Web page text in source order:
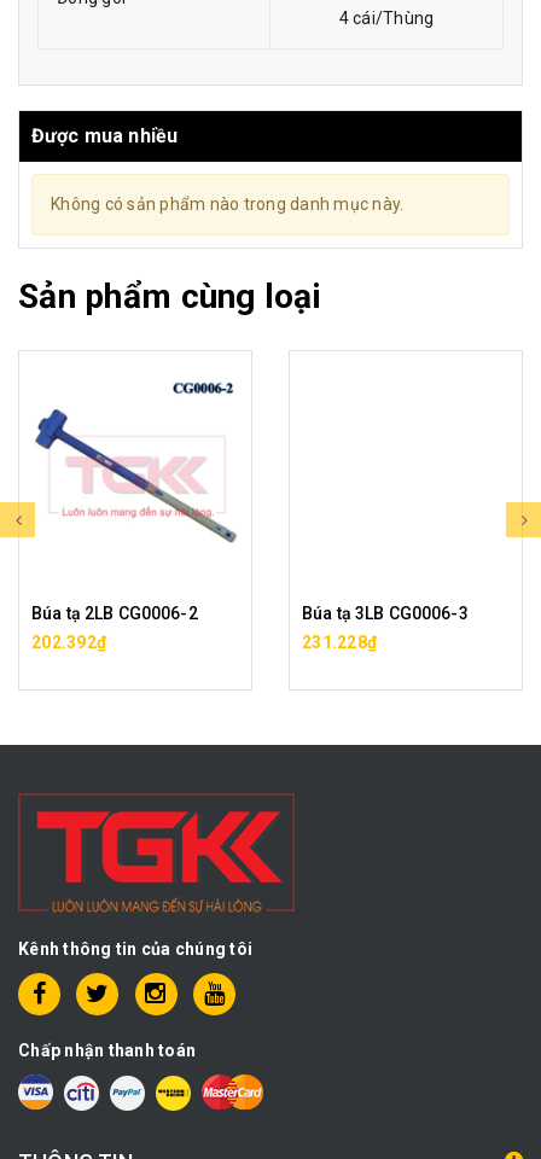
4 cái/Thùng
Được mua nhiều
Không có sản phẩm nào trong danh mục này.
Sản phẩm cùng loại
Búa tạ 2LB CG0006-2
202.392₫
Búa tạ 3LB CG0006-3
231.228₫
Kênh thông tin của chúng tôi
Chấp nhận thanh toán